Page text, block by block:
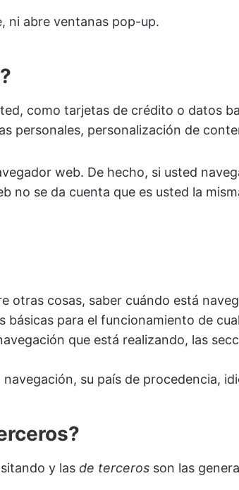
ni abre ventanas pop-up.
?
como tarjetas de crédito o datos
personales, personalización de
web. De hecho, si usted
no se da cuenta que es usted la
otras cosas, saber cuándo está
para el funcionamiento de
que está realizando, las
su país de procedencia,
y las de terceros son las